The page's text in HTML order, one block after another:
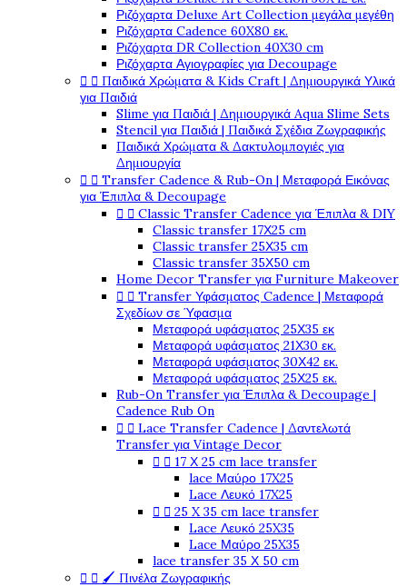
Ριζόχαρτα Deluxe Art Collection μεγάλα μεγέθη
Ριζόχαρτα Cadence 60X80 εκ.
Ριζόχαρτα DR Collection 40X30 cm
Ριζόχαρτα Αγιογραφίες για Decoupage
  Παιδικά Χρώματα & Kids Craft | Δημιουργικά Υλικά
για Παιδιά
Slime για Παιδιά | Δημιουργικά Aqua Slime Sets
Stencil για Παιδιά | Παιδικά Σχέδια Ζωγραφικής
Παιδικά Χρώματα & Δακτυλομπογιές για
Δημιουργία
  Transfer Cadence & Rub-On | Μεταφορά Εικόνας
για Έπιπλα & Decoupage
  Classic Transfer Cadence για Έπιπλα & DIY
Classic transfer 17Χ25 cm
Classic transfer 25Χ35 cm
Classic transfer 35Χ50 cm
Home Decor Transfer για Furniture Makeover
  Transfer Υφάσματος Cadence | Μεταφορά
Σχεδίων σε Ύφασμα
Μεταφορά υφάσματος 25Χ35 εκ
Μεταφορά υφάσματος 21Χ30 εκ.
Μεταφορά υφάσματος 30Χ42 εκ.
Μεταφορά υφάσματος 25Χ25 εκ.
Rub-On Transfer για Έπιπλα & Decoupage |
Cadence Rub On
  Lace Transfer Cadence | Δαντελωτά
Transfer για Vintage Decor
  17 Χ 25 cm lace transfer
lace Μαύρο 17X25
Lace Λευκό 17X25
  25 X 35 cm lace transfer
Lace Λευκό 25X35
Lace Μαύρο 25X35
lace transfer 35 Χ 50 cm
  🖌️ Πινέλα Ζωγραφικής